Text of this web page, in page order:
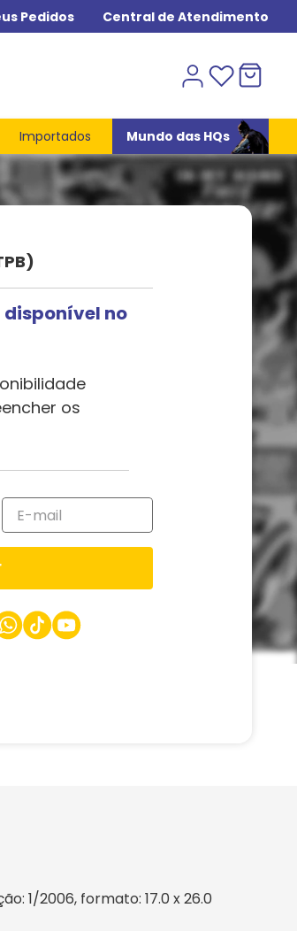
Pedidos Central de Atendimento
Importados Mundo das HQs
disponível no
os
1/2006, formato: 17.0 x 26.0